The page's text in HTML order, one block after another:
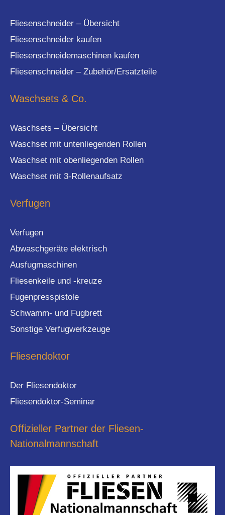
Fliesenschneider – Übersicht
Fliesenschneider kaufen
Fliesenschneidemaschinen kaufen
Fliesenschneider – Zubehör/Ersatzteile
Waschsets & Co.
Waschsets – Übersicht
Waschset mit untenliegenden Rollen
Waschset mit obenliegenden Rollen
Waschset mit 3-Rollenaufsatz
Verfugen
Verfugen
Abwaschgeräte elektrisch
Ausfugmaschinen
Fliesenkeile und -kreuze
Fugenpresspistole
Schwamm- und Fugbrett
Sonstige Verfugwerkzeuge
Fliesendoktor
Der Fliesendoktor
Fliesendoktor-Seminar
Offizieller Partner der Fliesen-
Nationalmannschaft